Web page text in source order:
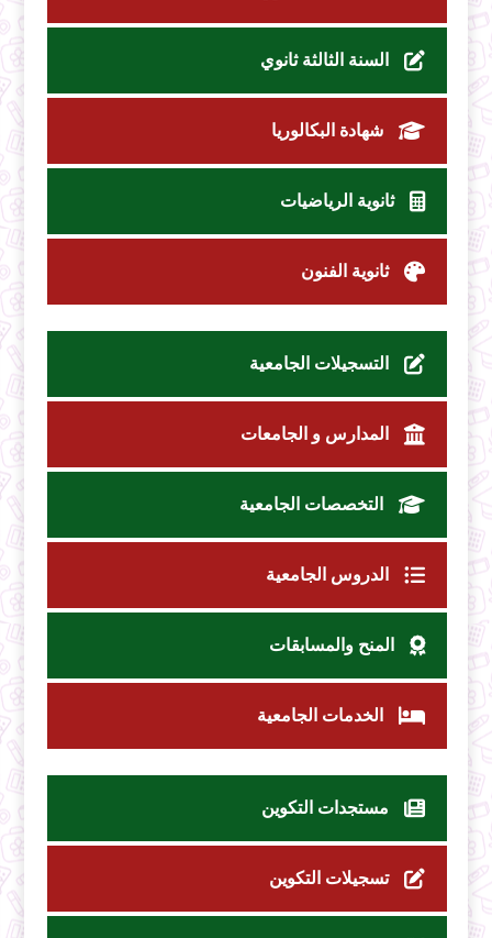
السنة الثالثة ثانوي
شهادة البكالوريا
ثانوية الرياضيات
ثانوية الفنون
التسجيلات الجامعية
المدارس و الجامعات
التخصصات الجامعية
الدروس الجامعية
المنح والمسابقات
الخدمات الجامعية
مستجدات التكوين
تسجيلات التكوين